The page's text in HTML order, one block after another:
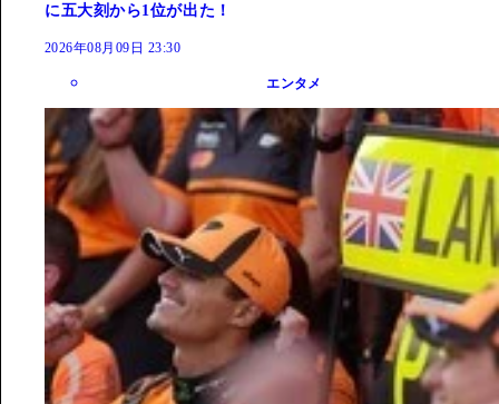
に五大刻から1位が出た！
2026年08月09日 23:30
エンタメ